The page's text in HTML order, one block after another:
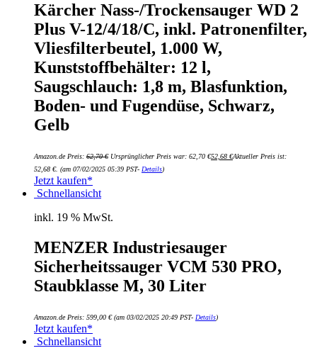
Kärcher Nass-/Trockensauger WD 2
Plus V-12/4/18/C, inkl. Patronenfilter,
Vliesfilterbeutel, 1.000 W,
Kunststoffbehälter: 12 l,
Saugschlauch: 1,8 m, Blasfunktion,
Boden- und Fugendüse, Schwarz,
Gelb
Amazon.de Preis: 62,70€ Ursprünglicher Preis war: 62,70 €52,68 €Aktueller Preis ist:
52,68 €. (am 07/02/2025 05:39 PST- Details)
Jetzt kaufen*
Schnellansicht
inkl. 19 % MwSt.
MENZER Industriesauger
Sicherheitssauger VCM 530 PRO,
Staubklasse M, 30 Liter
Amazon.de Preis: 599,00 €(am 03/02/2025 20:49 PST- Details)
Jetzt kaufen*
Schnellansicht